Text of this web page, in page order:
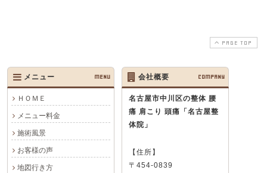
PAGE TOP
メニュー MENU
ＨＯＭＥ
メニュー料金
施術風景
お客様の声
地図行き方
会社概要 COMPANY
名古屋市中川区の整体 腰
痛 肩こり 頭痛 「名古屋整
体院」
【住所】
〒454-0839